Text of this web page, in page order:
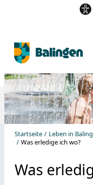
Startseite Leben in
Was erledige ich wo?
Was